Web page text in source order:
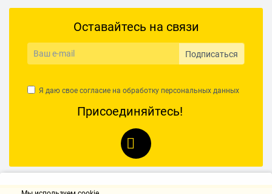
Оставайтесь на связи
Подписаться
Я даю свое согласие на обработку персональных данных
Присоединяйтесь!